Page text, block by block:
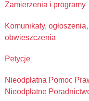
Zamierzenia i programy
Komunikaty, ogłoszenia,
obwieszczenia
Petycje
Nieodpłatna Pomoc
Nieodpłatne